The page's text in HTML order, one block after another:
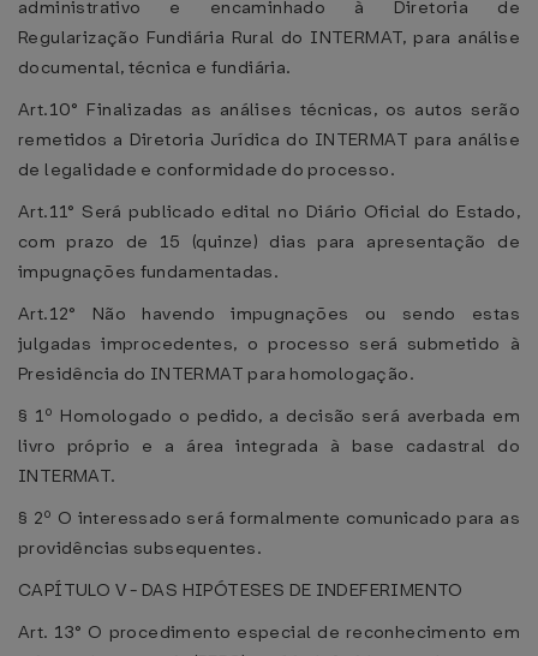
administrativo e encaminhado à Diretoria de
Regularização Fundiária Rural do INTERMAT, para análise
documental, técnica e fundiária.
Art.10° Finalizadas as análises técnicas, os autos serão
remetidos a Diretoria Jurídica do INTERMAT para análise
de legalidade e conformidade do processo.
Art.11° Será publicado edital no Diário Oficial do Estado,
com prazo de 15 (quinze) dias para apresentação de
impugnações fundamentadas.
Art.12° Não havendo impugnações ou sendo estas
julgadas improcedentes, o processo será submetido à
Presidência do INTERMAT para homologação.
§ 1º Homologado o pedido, a decisão será averbada em
livro próprio e a área integrada à base cadastral do
INTERMAT.
§ 2º O interessado será formalmente comunicado para as
providências subsequentes.
CAPÍTULO V - DAS HIPÓTESES DE INDEFERIMENTO
Art. 13° O procedimento especial de reconhecimento em